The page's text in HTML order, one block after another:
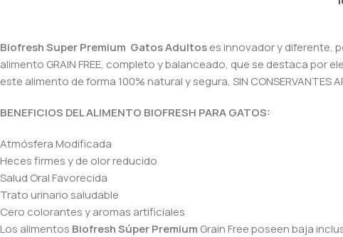
Biofresh Super Premium Gatos Adultoses innovador y diferente,
alimento GRAIN FREE, completo y balanceado, que se destaca
este alimento de forma 100% natural y segura, SIN CONSERVANTES
BENEFICIOS DEL ALIMENTO BIOFRESH PARA GATOS:
Atmósfera Modificada
Heces firmes y de olor reducido
Salud Oral Favorecida
Trato urinario saludable
Cero colorantes y aromas artificiales
Los alimentos Biofresh Súper Premium Grain Free poseen baja